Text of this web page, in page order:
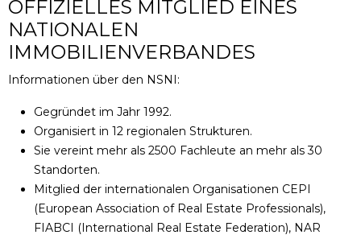
OFFIZIELLES MITGLIED EINES
NATIONALEN
IMMOBILIENVERBANDES
Informationen über den NSNI:
Gegründet im Jahr 1992.
Organisiert in 12 regionalen Strukturen.
Sie vereint mehr als 2500 Fachleute an mehr als 30
Standorten.
Mitglied der internationalen Organisationen CEPI
(European Association of Real Estate Professionals),
FIABCI (International Real Estate Federation), NAR